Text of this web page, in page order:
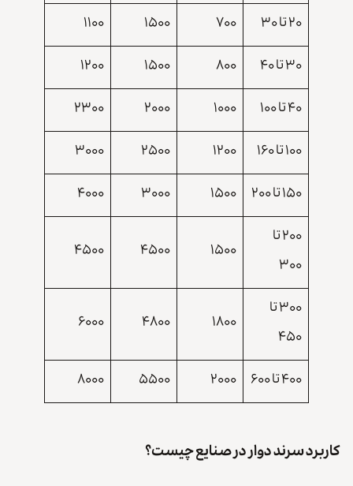
۲۰ تا ۳۰ ۷۰۰ ۱۵۰۰ ۱۱۰۰
۳۰ تا ۴۰ ۸۰۰ ۱۵۰۰ ۱۲۰۰
۴۰ تا ۱۰۰ ۱۰۰۰ ۲۰۰۰ ۲۳۰۰
۱۰۰ تا ۱۶۰ ۱۲۰۰ ۲۵۰۰ ۳۰۰۰
۱۵۰ تا ۲۰۰ ۱۵۰۰ ۳۰۰۰ ۴۰۰۰
۲۰۰ تا
۳۰۰
۱۵۰۰ ۴۵۰۰ ۴۵۰۰
۳۰۰ تا
۴۵۰
۱۸۰۰ ۴۸۰۰ ۶۰۰۰
۴۰۰ تا ۶۰۰ ۲۰۰۰ ۵۵۰۰ ۸۰۰۰
کاربرد سرند دوار در صنایع چیست؟